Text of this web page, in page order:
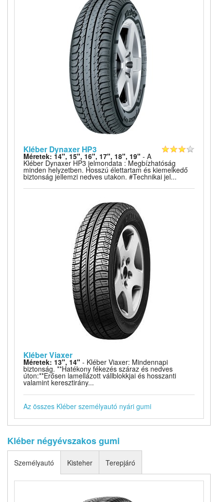
Kléber Dynaxer HP3
Méretek: 14", 15", 16", 17", 18", 19" - A
Kléber Dynaxer HP3 jelmondata : Megbízhatóság
minden helyzetben. Hosszú élettartam és kiemelkedő
biztonság jellemzi nedves utakon. #Technikai jel...
Kléber Viaxer
Méretek: 13", 14" - Kléber Viaxer: Mindennapi
biztonság. **Hatékony fékezés száraz és nedves
úton:**Erősen lamellázott vállblokkjai és hosszanti
valamint keresztirány...
Az összes Kléber személyautó nyári gumi
Kléber négyévszakos gumi
Személyautó Kisteher Terepjáró